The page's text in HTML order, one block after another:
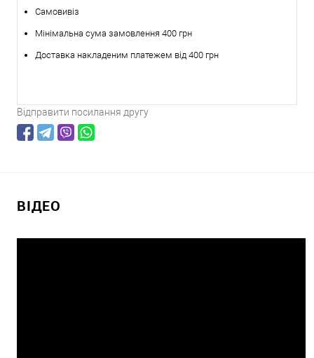
Самовивіз
Мінімальна сума замовлення 400 грн
Доставка накладеним платежем від 400 грн
Відправити посилання другу
ВІДЕО